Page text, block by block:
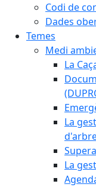
Codi de
Dades
Temes
Medi
La
La
La